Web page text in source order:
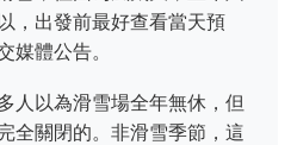
，出發前最好查看當天預
媒體公告。
人以為滑雪場全年無休，但
全關閉的。非滑雪季節，這